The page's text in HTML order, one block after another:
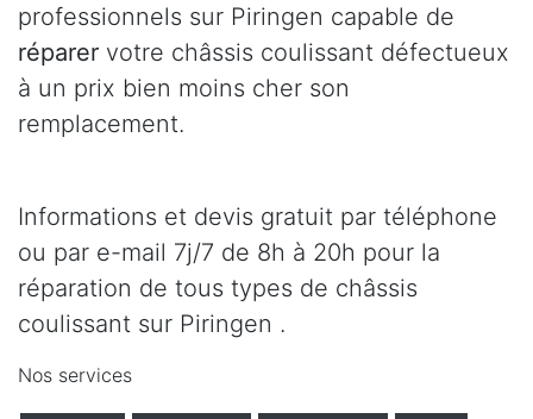
professionnels sur Piringen capable de
réparer votre châssis coulissant défectueux
à un prix bien moins cher son
remplacement.
Informations et devis gratuit par téléphone
ou par e-mail 7j/7 de 8h à 20h pour la
réparation de tous types de châssis
coulissant sur Piringen .
Nos services